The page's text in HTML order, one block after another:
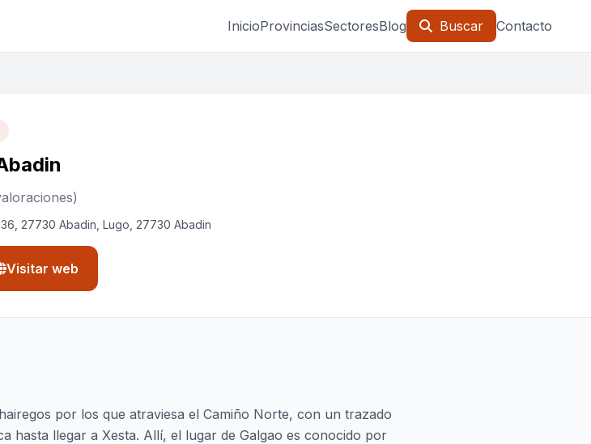
InicioProvinciasSectoresBlog Buscar Contacto
27730 Abadin, Lugo, 27730 Abadin
Visitar web
por los que atraviesa el Camiño Norte, con un trazado
hasta llegar a Xesta. Allí, el lugar de Galgao es conocido por